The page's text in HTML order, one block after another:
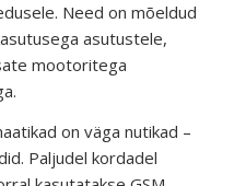
Need on mõeldud
asutustele,
mootoritega
on väga nutikad –
Paljudel kordadel